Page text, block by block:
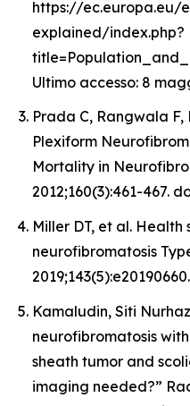
https://ec.europa.eu/
explained/index.php?
Ultimo accesso: 8
Prada C, Rangwala
Plexiform
Mortality in
2012;160(3):461-467.
Miller DT, et al.
neurofibromatosis
2019;143(5):e20190660.
Kamaludin, Siti
neurofibromatosis
sheath tumor and
imaging needed?”